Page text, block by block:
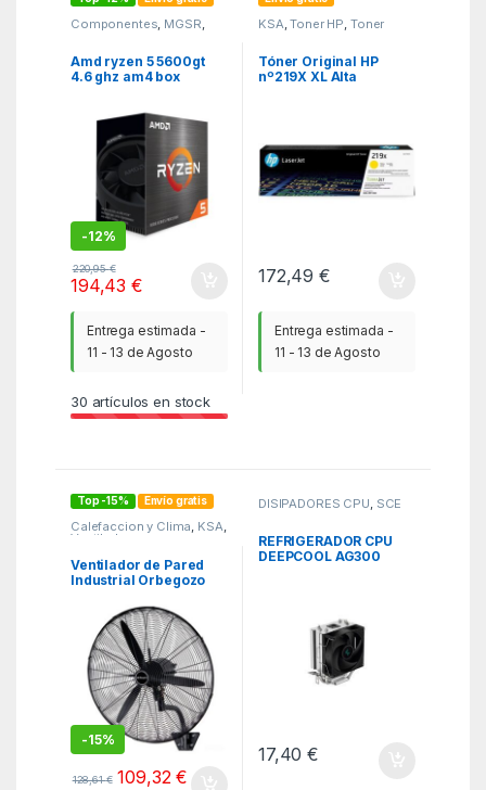
Componentes, MGSR,
Amd ryzen 5 5600gt
4.6 ghz am4 box
-12%
220,95€
194,43€
Entrega estimada -
11 - 13 de Agosto
30 artículos en stock
KSA,Toner HP, Toner
Tóner Original HP
nº219X XL Alta
172,49€
Entrega estimada -
11 - 13 de Agosto
Top -15% Envío gratis
Calefaccion y Clima, KSA,
Ventiladores y
Ventilador de Pared
Industrial Orbegozo
Aspas 65cm/ 3
velocidades
-15%
128,61€ 109,32€
DISIPADORES CPU SCE
REFRIGERADOR CPU
DEEPCOOL AG300
17,40€